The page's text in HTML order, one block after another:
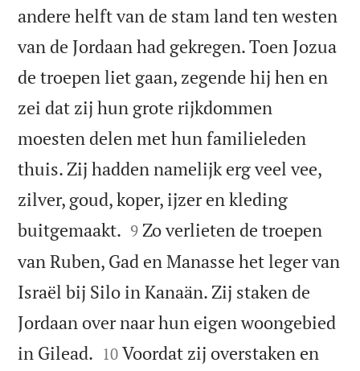
andere helft van de stam land ten westen
van de Jordaan had gekregen. Toen Jozua
de troepen liet gaan, zegende hij hen en
zei dat zij hun grote rijkdommen
moesten delen met hun familieleden
thuis. Zij hadden namelijk erg veel vee,
zilver, goud, koper, ijzer en kleding
buitgemaakt. 

9 Zo verlieten de troepen
van Ruben, Gad en Manasse het leger van
Israël bij Silo in Kanaän. Zij staken de
Jordaan over naar hun eigen woongebied
in Gilead. 

10 Voordat zij overstaken en